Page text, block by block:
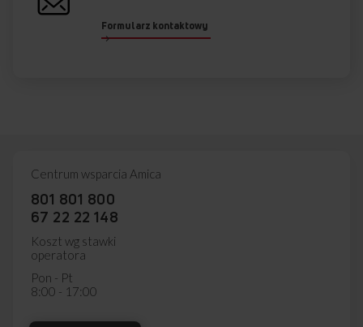
Formularz kontaktowy
Centrum wsparcia Amica
801 801 800
67 22 22 148
Koszt wg stawki
operatora
Pon - Pt
8:00 - 17:00